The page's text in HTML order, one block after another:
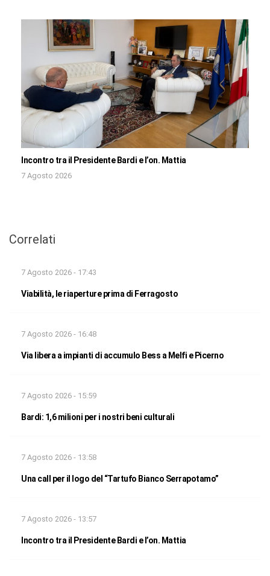
Incontro tra il Presidente Bardi e l’on. Mattia
7 Agosto 2026
Correlati
7 Agosto 2026 - 17:43
Viabilità, le riaperture prima di Ferragosto
7 Agosto 2026 - 16:48
Via libera a impianti di accumulo Bess a Melfi e Picerno
7 Agosto 2026 - 15:59
Bardi: 1,6 milioni per i nostri beni culturali
7 Agosto 2026 - 13:58
Una call per il logo del “Tartufo Bianco Serrapotamo”
7 Agosto 2026 - 13:57
Incontro tra il Presidente Bardi e l’on. Mattia